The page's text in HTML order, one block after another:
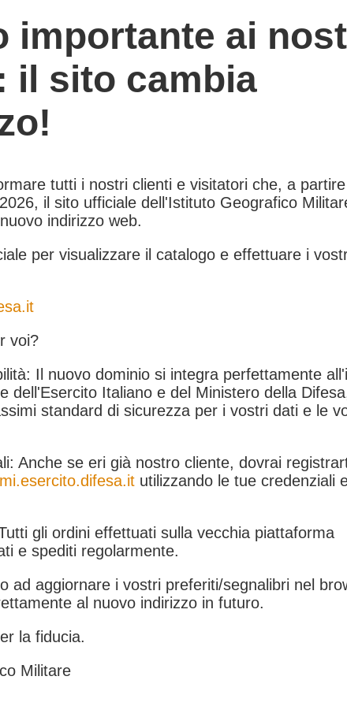
importante ai
il sito cambia
tutti i nostri clienti e visitatori che, a partire
il sito ufficiale dell'Istituto Geografico
indirizzo web.
per visualizzare il catalogo e effettuare i
voi?
Il nuovo dominio si integra perfettamente
dell'Esercito Italiano e del Ministero della
standard di sicurezza per i vostri dati e le
Anche se eri già nostro cliente, dovrai
utilizzando le tue credenziali
gli ordini effettuati sulla vecchia piattaforma
e spediti regolarmente.
ad aggiornare i vostri preferiti/segnalibri nel
al nuovo indirizzo in futuro.
la fiducia.
Militare